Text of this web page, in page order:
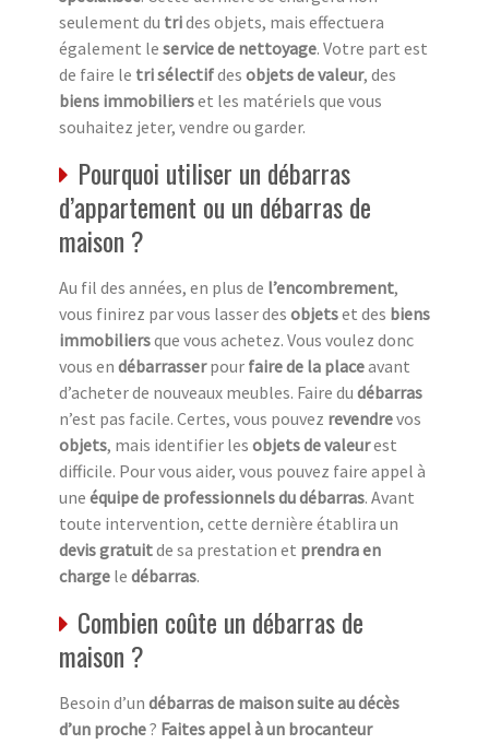
seulement du trides objets, mais effectuera
également le service de nettoyage. Votre part est
de faire le tri sélectifdes objets de valeur, des
biens immobilierset les matériels que vous
souhaitez jeter, vendre ou garder.
Pourquoi utiliser un débarras
d’appartement ou un débarras de
maison ?
Au fil des années, en plus de l’encombrement,
vous finirez par vous lasser des objetset des biens
immobiliersque vous achetez. Vous voulez donc
vous en débarrasserpour faire de la placeavant
d’acheter de nouveaux meubles. Faire du débarras
n’est pas facile. Certes, vous pouvez revendrevos
objets, mais identifier les objets de valeurest
difficile. Pour vous aider, vous pouvez faire appel à
une équipe de professionnels du débarras. Avant
toute intervention, cette dernière établira un
devis gratuitde sa prestation et prendra en
charge le débarras.
Combien coûte un débarras de
maison ?
Besoin d’un débarras de maison suite au décès
d’un proche? Faites appel à un brocanteur